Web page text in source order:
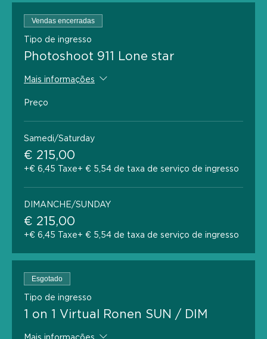
Vendas encerradas
Tipo de ingresso
Photoshoot 911 Lone star
Mais informações
Preço
Samedi/Saturday
€ 215,00
+€ 6,45 Taxe+ € 5,54 de taxa de serviço de ingresso
DIMANCHE/SUNDAY
€ 215,00
+€ 6,45 Taxe+ € 5,54 de taxa de serviço de ingresso
Esgotado
Tipo de ingresso
1 on 1 Virtual Ronen SUN / DIM